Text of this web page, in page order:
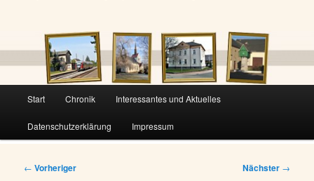
Start Chronik Interessantes und Aktuelles
Datenschutzerklärung Impressum
Beitragsnavigation
← Vorheriger Nächster →